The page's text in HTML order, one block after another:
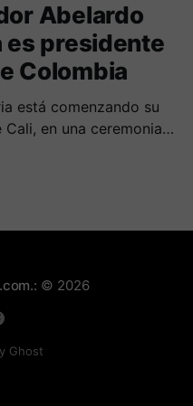
Abelardo
es presidente
Colombia
está comenzando su
en una ceremonia
© 2026
Ghost